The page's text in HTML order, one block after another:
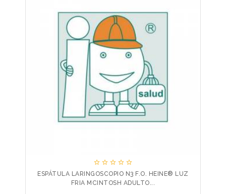
    
ESPÁTULA LARINGOSCOPIO N3 F.O. HEINE® LUZ
FRIA MCINTOSH ADULTO...